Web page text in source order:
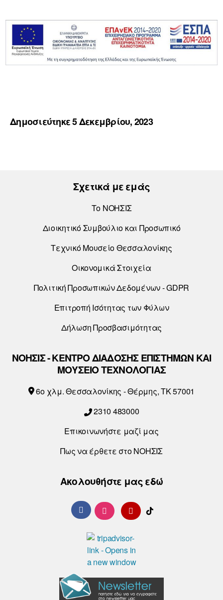
Δημοσιεύτηκε 5 Δεκεμβρίου, 2023
Σχετικά με εμάς
Το ΝΟΗΣΙΣ
Διοικητικό Συμβούλιο και Προσωπικό
Τεχνικό Μουσείο Θεσσαλονίκης
Οικονομικά Στοιχεία
Πολιτική Προσωπικών Δεδομένων - GDPR
Επιτροπή Ισότητας των Φύλων
Δήλωση Προσβασιμότητας
ΝΟΗΣΙΣ - ΚΕΝΤΡΟ ΔΙΑΔΟΣΗΣ ΕΠΙΣΤΗΜΩΝ ΚΑΙ
ΜΟΥΣΕΙΟ ΤΕΧΝΟΛΟΓΙΑΣ
6o χλμ. Θεσσαλονίκης - Θέρμης, ΤΚ 57001
2310 483000
Επικοινωνήστε μαζί μας
Πως να έρθετε στο ΝΟΗΣΙΣ
Ακολουθήστε μας εδώ